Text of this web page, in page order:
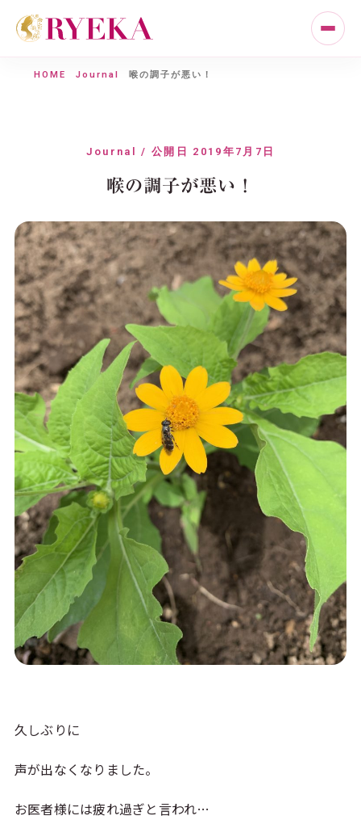
HOME Journal 喉の調子が悪い！
Journal / 公開日 2019年7月7日
喉の調子が悪い！
久しぶりに
声が出なくなりました。
お医者様には疲れ過ぎと言われ…